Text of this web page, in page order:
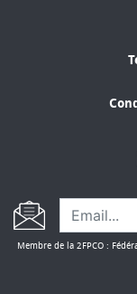
Membre de la 2FPCO :